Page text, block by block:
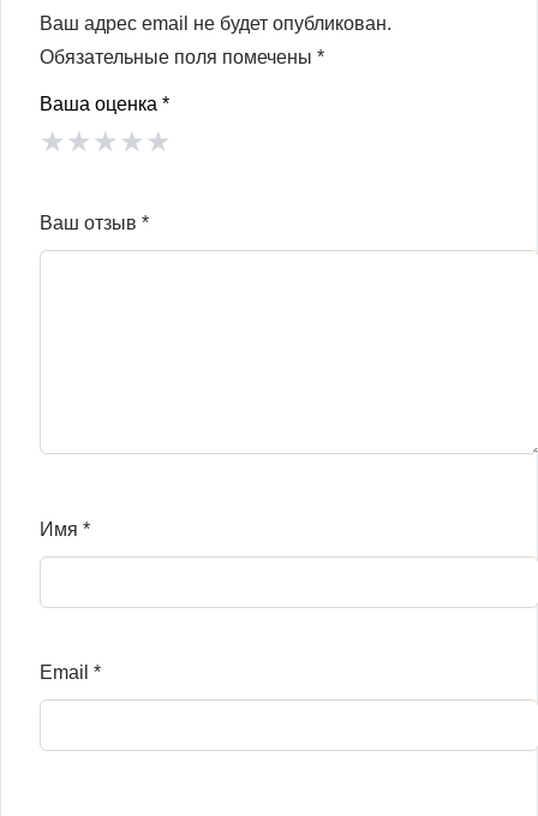
Ваш адрес email не будет опубликован.
Обязательные поля помечены *
Ваша оценка *
★★★★★
Ваш отзыв *
Имя *
Email *